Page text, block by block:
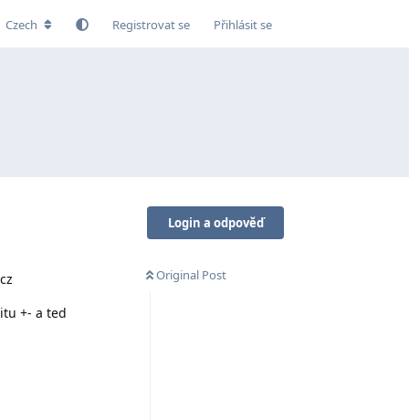
Czech Registrovat se Přihlásit se
Login a odpověď
Original Post
+- a ted